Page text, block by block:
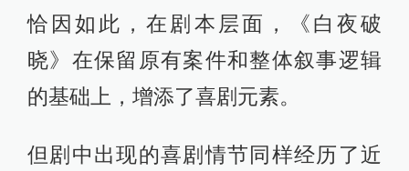
峰，《白夜破晓》也在一定程度上延
续了这种叙事风格。
第一个问题是，“我们要面对新观众还